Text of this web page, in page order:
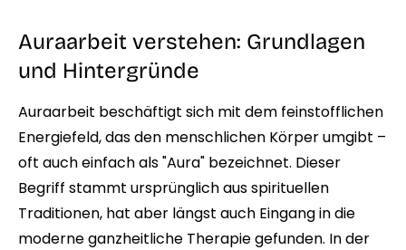
Auraarbeit verstehen: Grundlagen
und Hintergründe
Auraarbeit beschäftigt sich mit dem feinstofflichen
Energiefeld, das den menschlichen Körper umgibt –
oft auch einfach als "Aura" bezeichnet. Dieser
Begriff stammt ursprünglich aus spirituellen
Traditionen, hat aber längst auch Eingang in die
moderne ganzheitliche Therapie gefunden. In der